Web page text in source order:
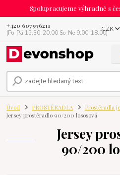
Spolupracujeme výhradně s
CZK
+420 607976211
(Po-Pá 15:30-20:00 So-Ne 9:00-18:00)
Úvod PROSTĚRADLA Prostěradla
Jersey prostěradlo 90/200 lososová
Jersey
90/200